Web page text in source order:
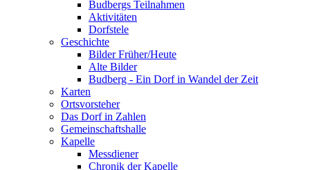
Budbergs Teilnahmen
Aktivitäten
Dorfstele
Geschichte
Bilder Früher/Heute
Alte Bilder
Budberg - Ein Dorf in Wandel der Zeit
Karten
Ortsvorsteher
Das Dorf in Zahlen
Gemeinschaftshalle
Kapelle
Messdiener
Chronik der Kapelle